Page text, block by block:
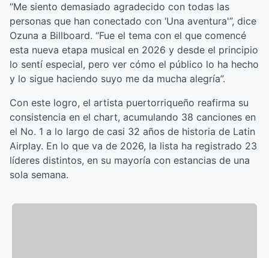
“Me siento demasiado agradecido con todas las
personas que han conectado con ‘Una aventura'”, dice
Ozuna a Billboard. “Fue el tema con el que comencé
esta nueva etapa musical en 2026 y desde el principio
lo sentí especial, pero ver cómo el público lo ha hecho
y lo sigue haciendo suyo me da mucha alegría”.
Con este logro, el artista puertorriqueño reafirma su
consistencia en el chart, acumulando 38 canciones en
el No. 1 a lo largo de casi 32 años de historia de Latin
Airplay. En lo que va de 2026, la lista ha registrado 23
líderes distintos, en su mayoría con estancias de una
sola semana.